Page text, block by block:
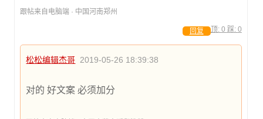
跟帖来自电脑端 · 中国河南郑州
顶: 0 踩: 0
回复
松松编辑杰哥 2019-05-26 18:39:38
对的 好文案 必须加分